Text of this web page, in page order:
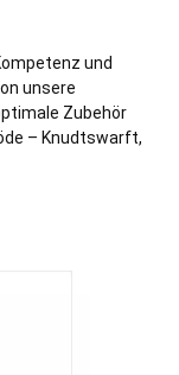
und
unsere
Zubehör
– Knudtswarft,